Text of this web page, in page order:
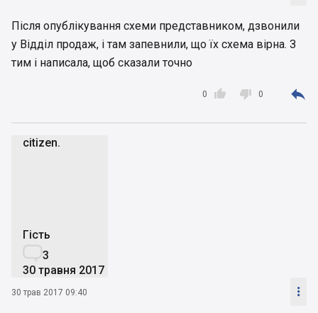
Після опублікування схеми представником, дзвонили
у Відділ продаж, і там запевнили, що їх схема вірна. З
тим і написала, щоб сказали точно

0  0 
citizen.
Гість
3
30 травня 2017
30 трав 2017 09:40 